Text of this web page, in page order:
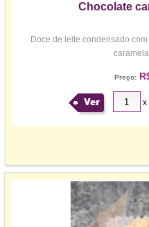
Chocolate
Doce de leite condensado
Preço:
Ver x